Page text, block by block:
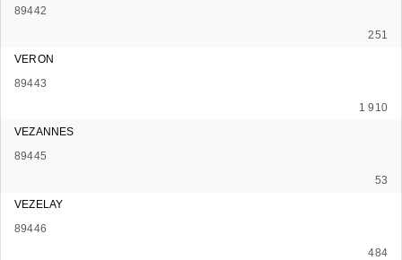
89442
251
VERON
89443
1 910
VEZANNES
89445
53
VEZELAY
89446
484